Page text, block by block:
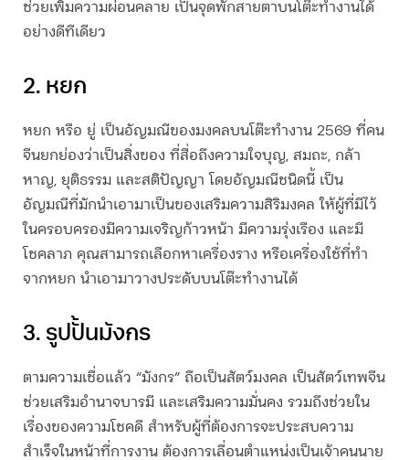
ช่วยเพิ่มความผ่อนคลาย เป็นจุดพักสายตาบนโต๊ะทำงานได้
อย่างดีทีเดียว
2. หยก
หยก หรือ ยู่ เป็นอัญมณีของมงคลบนโต๊ะทํางาน 2569 ที่คน
จีนยกย่องว่าเป็นสิ่งของ ที่สื่อถึงความใจบุญ, สมถะ, กล้า
หาญ, ยุติธรรม และสติปัญญา โดยอัญมณีชนิดนี้ เป็น
อัญมณีที่มักนำเอามาเป็นของเสริมความสิริมงคล ให้ผู้ที่มีไว้
ในครอบครองมีความเจริญก้าวหน้า มีความรุ่งเรือง และมี
โชคลาภ คุณสามารถเลือกหาเครื่องราง หรือเครื่องใช้ที่ทำ
จากหยก นำเอามาวางประดับบนโต๊ะทำงานได้
3. รูปปั้นมังกร
ตามความเชื่อแล้ว “มังกร” ถือเป็นสัตว์มงคล เป็นสัตว์เทพจีน
ช่วยเสริมอำนาจบารมี และเสริมความมั่นคง รวมถึงช่วยใน
เรื่องของความโชคดี สำหรับผู้ที่ต้องการจะประสบความ
สำเร็จในหน้าที่การงาน ต้องการเลื่อนตำแหน่งเป็นเจ้าคนนาย